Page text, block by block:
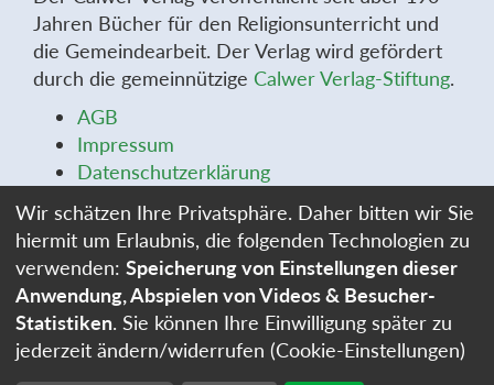
Jahren Bücher für den Religionsunterricht und
die Gemeindearbeit. Der Verlag wird gefördert
durch die gemeinnützige Calwer Verlag-Stiftung.
AGB
Impressum
Datenschutzerklärung
Widerrufsformular
Stellenangebote
Cookie-Einstellungen
Wir schätzen Ihre Privatsphäre. Daher bitten wir Sie
hiermit um Erlaubnis, die folgenden Technologien zu
verwenden: Speicherung von Einstellungen dieser
Anwendung, Abspielen von Videos & Besucher-
Statistiken. Sie können Ihre Einwilligung später zu
jederzeit ändern/widerrufen (Cookie-Einstellungen)